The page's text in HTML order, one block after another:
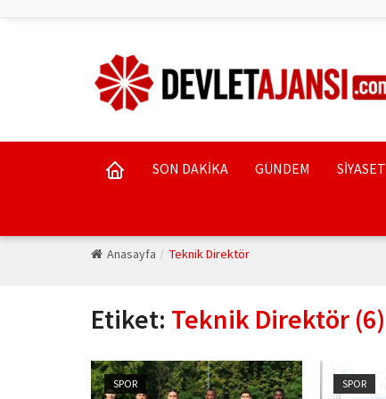
SON DAKİKA GÜNDEM SİYASET
Anasayfa Teknik Direktör
Etiket: Teknik Direktör (6)
SPOR SPOR